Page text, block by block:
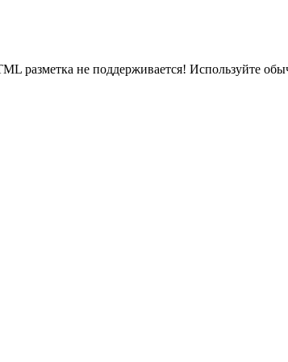
разметка не поддерживается! Используйте